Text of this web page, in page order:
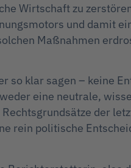
Wirtschaft zu
und damit
Maßnahmen
klar sagen – keine
eine neutrale,
der
rein politische